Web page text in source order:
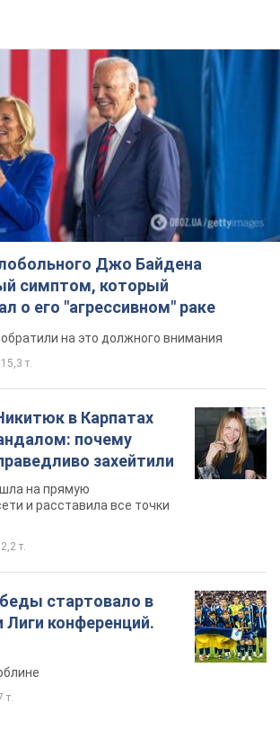
Джо Байдена
симптом, который
о его "агрессивном" раке
на это должного внимания
15,3 т.
в Карпатах
почему
захейтили
на прямую
и расставила все точки
т.
стартовало в
Лиги конференций.
т.